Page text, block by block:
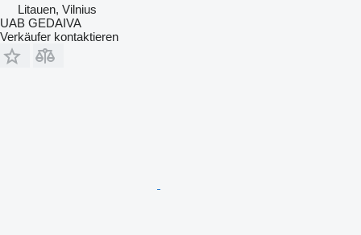
Litauen, Vilnius
UAB GEDAIVA
Verkäufer kontaktieren